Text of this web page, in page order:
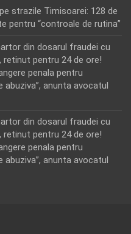
strazile Timisoarei: 128 de
pentru “controale de rutina”
din dosarul fraudei cu
pentru 24 de ore!
penala pentru
anunta avocatul
din dosarul fraudei cu
pentru 24 de ore!
penala pentru
anunta avocatul